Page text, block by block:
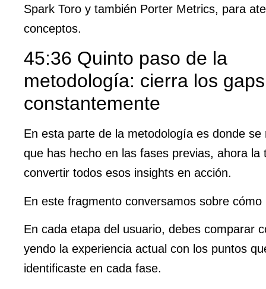
Spark Toro y también Porter Metrics, para
conceptos.
45:36 Quinto paso de la
metodología: cierra los
constantemente
En esta parte de la metodología es donde se
que has hecho en las fases previas, ahora la
convertir todos esos insights en acción.
En este fragmento conversamos sobre cómo
En cada etapa del usuario, debes comparar
yendo la experiencia actual con los puntos
identificaste en cada fase.